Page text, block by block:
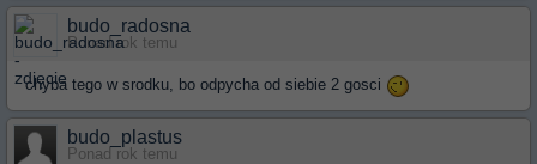
budo_radosna
Ponad rok temu
chyba tego w srodku, bo odpycha od siebie 2 gosci
budo_plastus
Ponad rok temu